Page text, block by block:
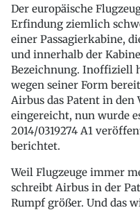
Der europäische
Erfindung ziemlich
einer Passagierkabine,
und innerhalb der
Bezeichnung. Inoffiziell
wegen seiner Form
Airbus das Patent in den
eingereicht, nun wurde
2014/0319274 A1
berichtet.
Weil Flugzeuge immer
schreibt Airbus in der
Rumpf größer. Und das